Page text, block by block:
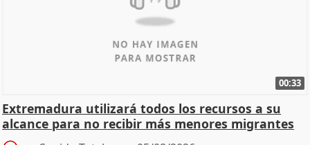
00:33
Extremadura utilizará todos los recursos a su
alcance para no recibir más menores migrantes